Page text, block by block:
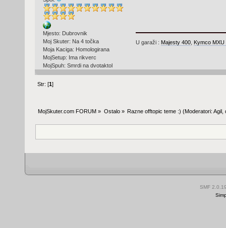
Mjesto: Dubrovnik
Moj Skuter: Na 4 točka
Moja Kaciga: Homologirana
MojSetup: Ima rikverc
MojSpuh: Smrdi na dvotaktol
U garaži : Majesty 400, Kymco
Str: [1]
MojSkuter.com FORUM » Ostalo» Razne offtopic teme :) (Moderatori: Agil
SMF